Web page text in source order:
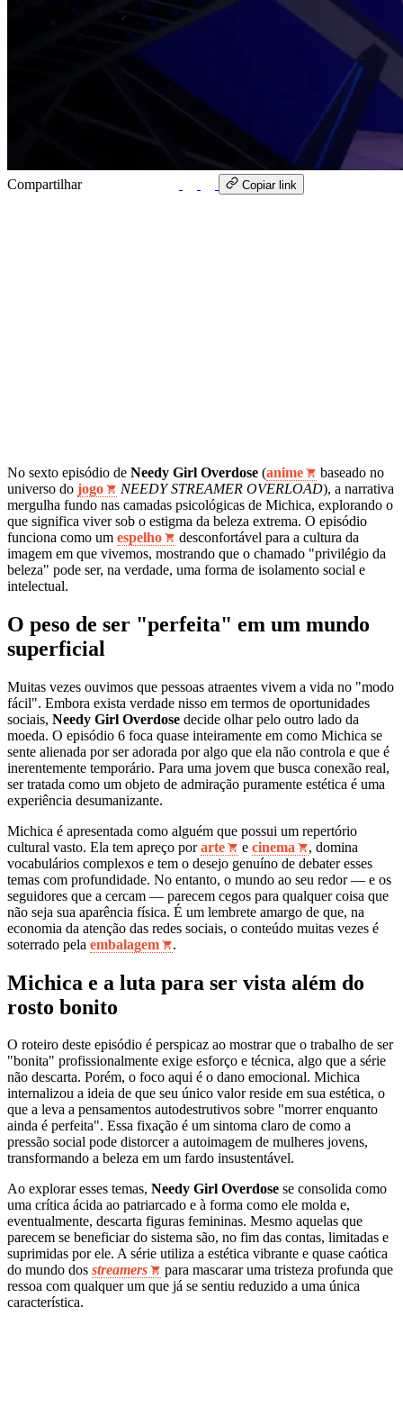
Compartilhar Copiar link
No sexto episódio de Needy Girl Overdose (anime
baseado no
universo do jogo NEEDY STREAMER OVERLOAD), a narrativa
mergulha fundo nas camadas psicológicas de Michica, explorando o
que significa viver sob o estigma da beleza extrema. O episódio
funciona como um espelho
desconfortável para a cultura da
imagem em que vivemos, mostrando que o chamado "privilégio da
beleza" pode ser, na verdade, uma forma de isolamento social e
intelectual.
O peso de ser "perfeita" em um mundo
superficial
Muitas vezes ouvimos que pessoas atraentes vivem a vida no "modo
fácil". Embora exista verdade nisso em termos de oportunidades
sociais, Needy Girl Overdose decide olhar pelo outro lado da
moeda. O episódio 6 foca quase inteiramente em como Michica se
sente alienada por ser adorada por algo que ela não controla e que é
inerentemente temporário. Para uma jovem que busca conexão real,
ser tratada como um objeto de admiração puramente estética é uma
experiência desumanizante.
Michica é apresentada como alguém que possui um repertório
cultural vasto. Ela tem apreço porarte e cinema
, domina
vocabulários complexos e tem o desejo genuíno de debater esses
temas com profundidade. No entanto, o mundo ao seu redor — e os
seguidores que a cercam — parecem cegos para qualquer coisa que
não seja sua aparência física. É um lembrete amargo de que, na
economia da atenção das redes sociais, o conteúdo muitas vezes é
soterrado pela embalagem .
Michica e a luta para ser vista além do
rosto bonito
O roteiro deste episódio é perspicaz ao mostrar que o trabalho de ser
"bonita" profissionalmente exige esforço e técnica, algo que a série
não descarta. Porém, o foco aqui é o dano emocional. Michica
internalizou a ideia de que seu único valor reside em sua estética, o
que a leva a pensamentos autodestrutivos sobre "morrer enquanto
ainda é perfeita". Essa fixação é um sintoma claro de como a
pressão social pode distorcer a autoimagem de mulheres jovens,
transformando a beleza em um fardo insustentável.
Ao explorar esses temas, Needy Girl Overdose se consolida como
uma crítica ácida ao patriarcado e à forma como ele molda e,
eventualmente, descarta figuras femininas. Mesmo aquelas que
parecem se beneficiar do sistema são, no fim das contas, limitadas e
suprimidas por ele. A série utiliza a estética vibrante e quase caótica
do mundo dos streamers
para mascarar uma tristeza profunda que
ressoa com qualquer um que já se sentiu reduzido a uma única
característica.